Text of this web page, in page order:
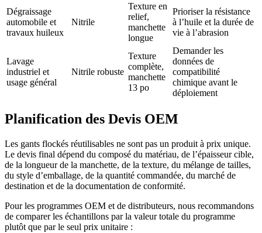
Dégraissage
automobile et
travaux huileux
Nitrile
Texture en
relief,
manchette
longue
Prioriser la résistance
à l’huile et la durée de
vie à l’abrasion
Lavage
industriel et
usage général
Nitrile robuste
Texture
complète,
manchette
13 po
Demander les
données de
compatibilité
chimique avant le
déploiement
Planification des Devis OEM
Les gants flockés réutilisables ne sont pas un produit à prix unique.
Le devis final dépend du composé du matériau, de l’épaisseur cible,
de la longueur de la manchette, de la texture, du mélange de tailles,
du style d’emballage, de la quantité commandée, du marché de
destination et de la documentation de conformité.
Pour les programmes OEM et de distributeurs, nous recommandons
de comparer les échantillons par la valeur totale du programme
plutôt que par le seul prix unitaire :